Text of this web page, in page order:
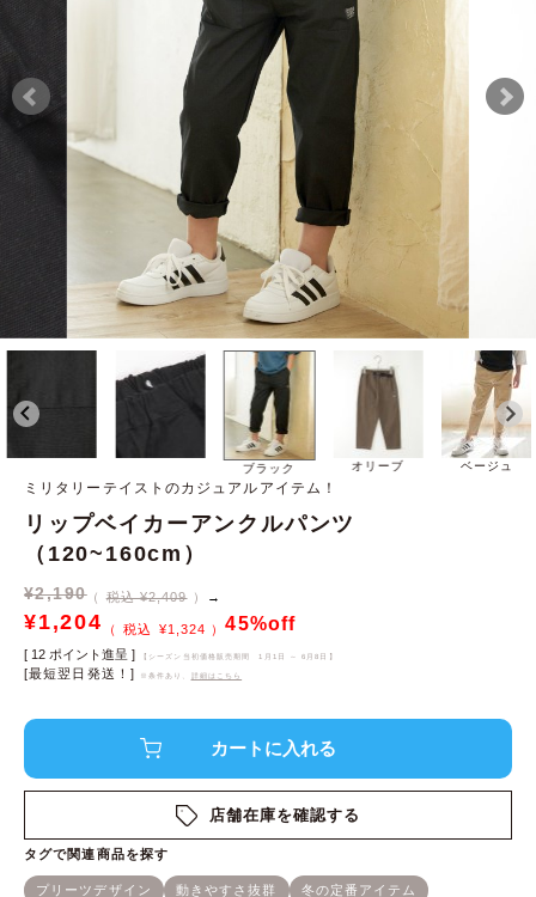
ブラック オリーブ ベージュ
ミリタリーテイストのカジュアルアイテム！
リップベイカーアンクルパンツ
（120~160cm）
¥2,190 税込 ¥2,409 →
¥1,204 ¥1,324 45%off
[ 12 ポイント進呈 ] 【シーズン当初価格販売期間 1月1日 ～ 6月8日 】
[最短翌日発送！] ※条件あり、 詳細はこちら
店舗在庫を確認する